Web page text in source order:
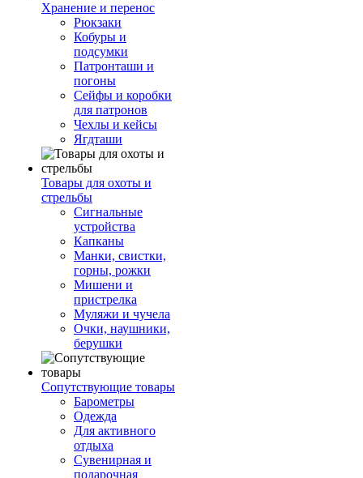
Хранение и перенос
Рюкзаки
Кобуры и
подсумки
Патронташи и
погоны
Сейфы и коробки
для патронов
Чехлы и кейсы
Ягдташи
Товары для охоты и
стрельбы
Сигнальные
устройства
Капканы
Манки, свистки,
горны, рожки
Мишени и
пристрелка
Муляжи и чучела
Очки, наушники,
берушки
Сопутствующие товары
Барометры
Одежда
Для активного
отдыха
Сувенирная и
подарочная